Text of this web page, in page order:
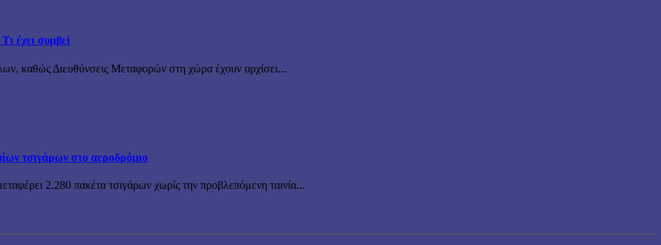
έχει συμβεί
καθώς Διευθύνσεις Μεταφορών στη χώρα έχουν αρχίσει...
τσιγάρων στο αεροδρόμιο
2.280 πακέτα τσιγάρων χωρίς την προβλεπόμενη ταινία...